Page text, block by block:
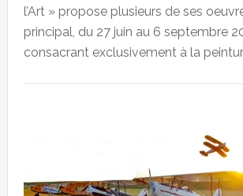
l’Art » propose plusieurs de ses
principal, du 27 juin au 6 septembre
consacrant exclusivement à la